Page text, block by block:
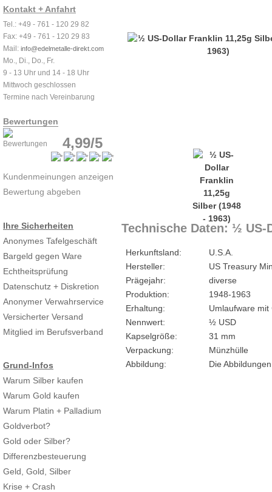
Kontakt + Anfahrt
Tel.: +49 - 761 - 120 29 82
Fax: +49 - 761 - 120 29 83
Mail: info@edelmetalle-direkt.com
Mo., Di., Do., Fr.
9 - 13 Uhr und 14 - 18 Uhr
Mittwoch geschlossen
Termine nach Vereinbarung
Bewertungen
4,99/5
Kundenmeinungen anzeigen
Bewertung abgeben
Ihre Sicherheiten
Anonymes Tafelgeschäft
Bargeld gegen Ware
Echtheitsprüfung
Datenschutz + Diskretion
Anonymer Verwahrservice
Versicherter Versand
Mitglied im Berufsverband
Grund-Infos
Warum Silber kaufen
Warum Gold kaufen
Warum Platin + Palladium
Goldverbot?
Gold oder Silber?
Differenzbesteuerung
Geld, Gold, Silber
Krise + Crash
Technische Daten: ½ US-
Herkunftsland:
U.S.A.
Hersteller:
US Treasury
Prägejahr:
diverse
Produktion:
1948-1963
Erhaltung:
Umlaufware
Nennwert:
½ USD
Kapselgröße:
31 mm
Verpackung:
Münzhülle
Abbildung:
Die